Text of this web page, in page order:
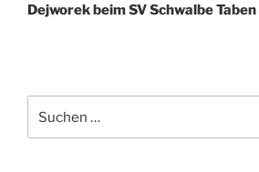
Dejworek beim SV Schwalbe Taben
nach: